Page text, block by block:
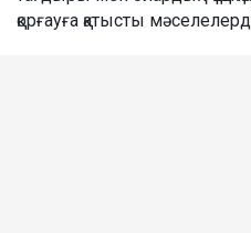
қорғауға қатысты